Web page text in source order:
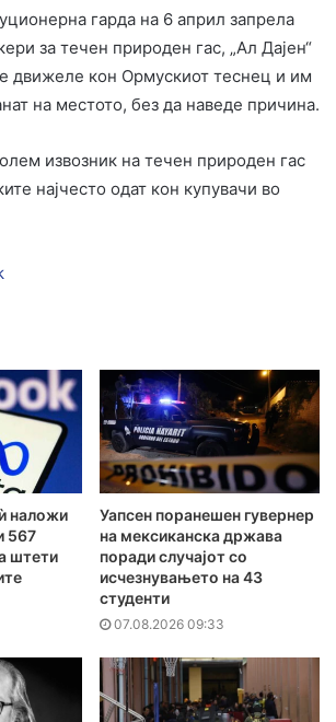
гарда на 6 април запрела
за течен природен гас, „Ал Дајен“
движеле кон Ормускиот теснец и им
на местото, без да наведе причина.
извозник на течен природен гас
најчесто одат кон купувачи во
наложи
567
штети
Уапсен поранешен гувернер
на мексиканска држава
поради случајот со
исчезнувањето на 43
студенти
07.08.2026 09:33